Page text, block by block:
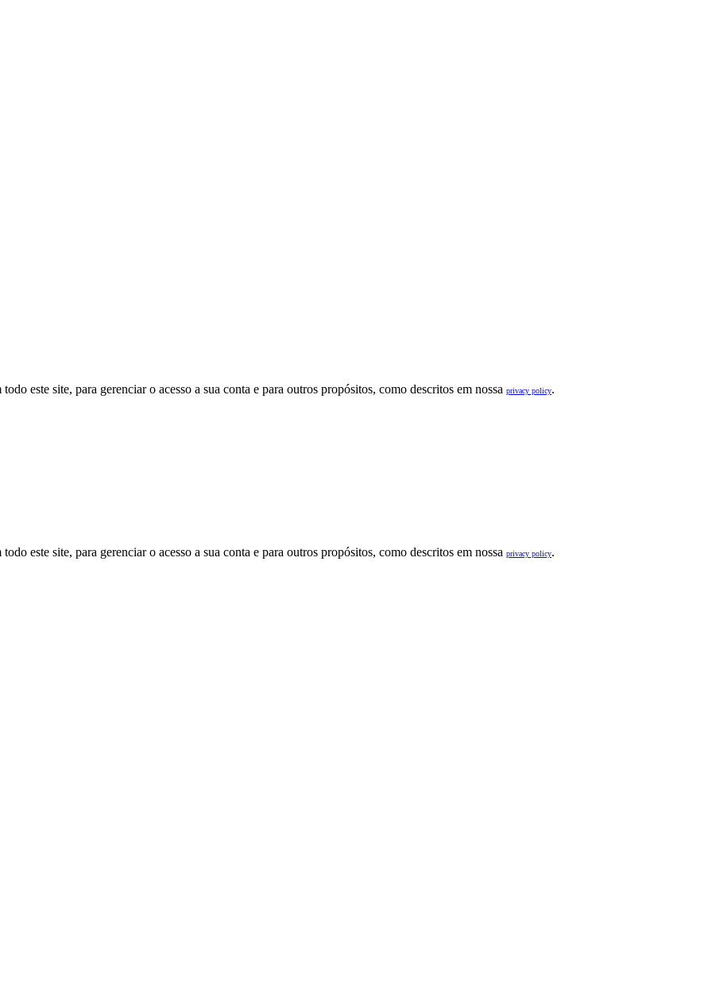
este site, para gerenciar o acesso a sua conta e para outros propósitos, como descritos em nossa privacy policy.
este site, para gerenciar o acesso a sua conta e para outros propósitos, como descritos em nossa privacy policy.